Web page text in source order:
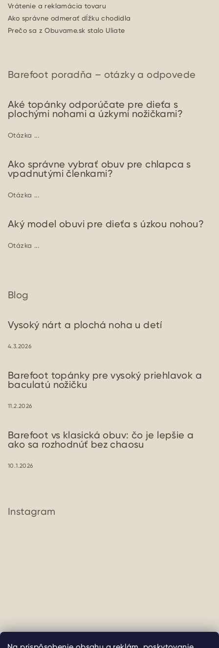
Vrátenie a reklamácia tovaru
Ako správne odmerať dĺžku chodidla
Prečo sa z Obuvame.sk stalo Uliate
Barefoot poradňa – otázky a odpovede
Aké topánky odporúčate pre dieťa s
plochými nohami a úzkymi nožičkami?
Otázka ...
Ako správne vybrať obuv pre chlapca s
vpadnutými členkami?
Otázka ...
Aký model obuvi pre dieťa s úzkou nohou?
Otázka ...
Blog
Vysoký nárt a plochá noha u detí
4.3.2026
Barefoot topánky pre vysoký priehlavok a
baculatú nožičku
11.2.2026
Barefoot vs klasická obuv: čo je lepšie a
ako sa rozhodnúť bez chaosu
10.1.2026
Instagram